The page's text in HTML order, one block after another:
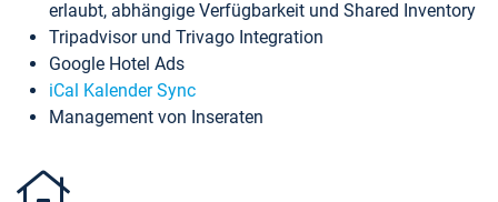
erlaubt, abhängige Verfügbarkeit und Shared Inventory
Tripadvisor und Trivago Integration
Google Hotel Ads
iCal Kalender Sync
Management von Inseraten